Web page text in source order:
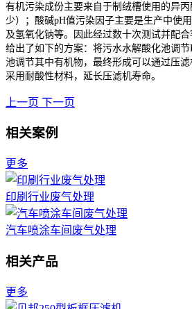
有机污染成份主要来自于制绒槽使用的异
少）；酸碱pH值污染因子主要是生产中使
及氢氧化钠等。因此经过数十次测试并配
给出了如下的方案：将污水水解酸化池调
池调节其中有机物，最终形成可以通过压
采用耐酸性材料，延长压滤机寿命。
上一页 下一页
相关案例
更多
印刷行业废气处理
汽车喷涂车间废气处理
相关产品
更多